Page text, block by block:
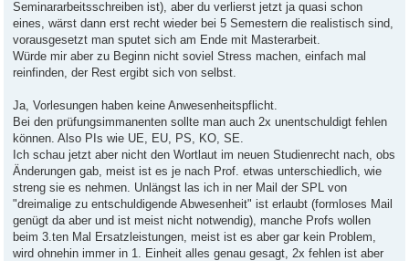
Seminararbeitsschreiben ist), aber du verlierst jetzt ja quasi schon
eines, wärst dann erst recht wieder bei 5 Semestern die realistisch sind,
vorausgesetzt man sputet sich am Ende mit Masterarbeit.
Würde mir aber zu Beginn nicht soviel Stress machen, einfach mal
reinfinden, der Rest ergibt sich von selbst.
Ja, Vorlesungen haben keine Anwesenheitspflicht.
Bei den prüfungsimmanenten sollte man auch 2x unentschuldigt fehlen
können. Also PIs wie UE, EU, PS, KO, SE.
Ich schau jetzt aber nicht den Wortlaut im neuen Studienrecht nach, obs
Änderungen gab, meist ist es je nach Prof. etwas unterschiedlich, wie
streng sie es nehmen. Unlängst las ich in ner Mail der SPL von
"dreimalige zu entschuldigende Abwesenheit" ist erlaubt (formloses Mail
genügt da aber und ist meist nicht notwendig), manche Profs wollen
beim 3.ten Mal Ersatzleistungen, meist ist es aber gar kein Problem,
wird ohnehin immer in 1. Einheit alles genau gesagt, 2x fehlen ist aber